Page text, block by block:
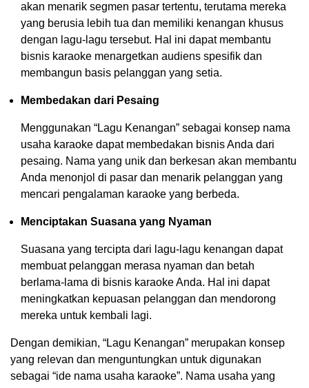
akan menarik segmen pasar tertentu, terutama mereka
yang berusia lebih tua dan memiliki kenangan khusus
dengan lagu-lagu tersebut. Hal ini dapat membantu
bisnis karaoke menargetkan audiens spesifik dan
membangun basis pelanggan yang setia.
Membedakan dari Pesaing
Menggunakan “Lagu Kenangan” sebagai konsep nama
usaha karaoke dapat membedakan bisnis Anda dari
pesaing. Nama yang unik dan berkesan akan membantu
Anda menonjol di pasar dan menarik pelanggan yang
mencari pengalaman karaoke yang berbeda.
Menciptakan Suasana yang Nyaman
Suasana yang tercipta dari lagu-lagu kenangan dapat
membuat pelanggan merasa nyaman dan betah
berlama-lama di bisnis karaoke Anda. Hal ini dapat
meningkatkan kepuasan pelanggan dan mendorong
mereka untuk kembali lagi.
Dengan demikian, “Lagu Kenangan” merupakan konsep
yang relevan dan menguntungkan untuk digunakan
sebagai “ide nama usaha karaoke”. Nama usaha yang